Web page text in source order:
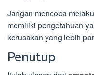
Jangan mencoba
memiliki pengetahuan
kerusakan yang lebih
Penutup